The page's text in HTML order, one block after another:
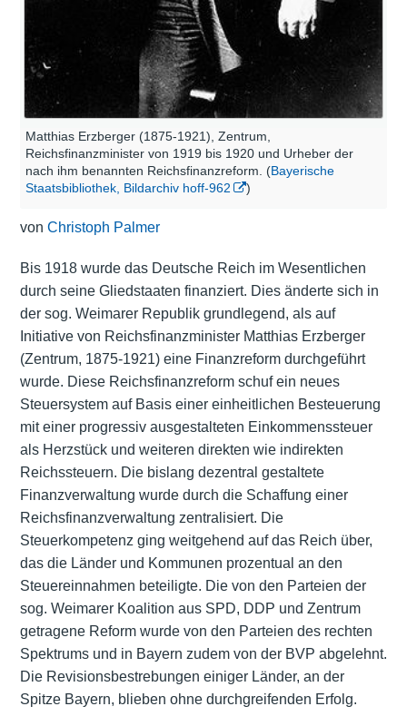
Matthias Erzberger (1875-1921), Zentrum,
Reichsfinanzminister von 1919 bis 1920 und Urheber der
nach ihm benannten Reichsfinanzreform. (Bayerische
Staatsbibliothek, Bildarchiv hoff-962
)
von Christoph Palmer
Bis 1918 wurde das Deutsche Reich im Wesentlichen
durch seine Gliedstaaten finanziert. Dies änderte sich in
der sog. Weimarer Republik grundlegend, als auf
Initiative von Reichsfinanzminister Matthias Erzberger
(Zentrum, 1875-1921) eine Finanzreform durchgeführt
wurde. Diese Reichsfinanzreform schuf ein neues
Steuersystem auf Basis einer einheitlichen Besteuerung
mit einer progressiv ausgestalteten Einkommenssteuer
als Herzstück und weiteren direkten wie indirekten
Reichssteuern. Die bislang dezentral gestaltete
Finanzverwaltung wurde durch die Schaffung einer
Reichsfinanzverwaltung zentralisiert. Die
Steuerkompetenz ging weitgehend auf das Reich über,
das die Länder und Kommunen prozentual an den
Steuereinnahmen beteiligte. Die von den Parteien der
sog. Weimarer Koalition aus SPD, DDP und Zentrum
getragene Reform wurde von den Parteien des rechten
Spektrums und in Bayern zudem von der BVP abgelehnt.
Die Revisionsbestrebungen einiger Länder, an der
Spitze Bayern, blieben ohne durchgreifenden Erfolg.